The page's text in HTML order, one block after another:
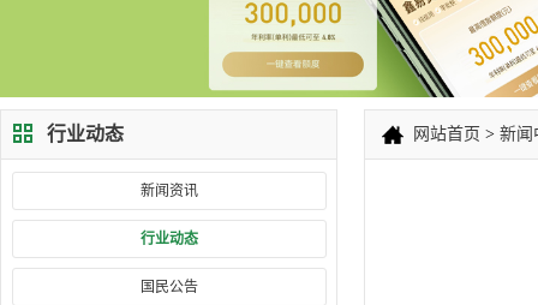
行业动态
新闻资讯
行业动态
国民公告
网站首页 > 新闻